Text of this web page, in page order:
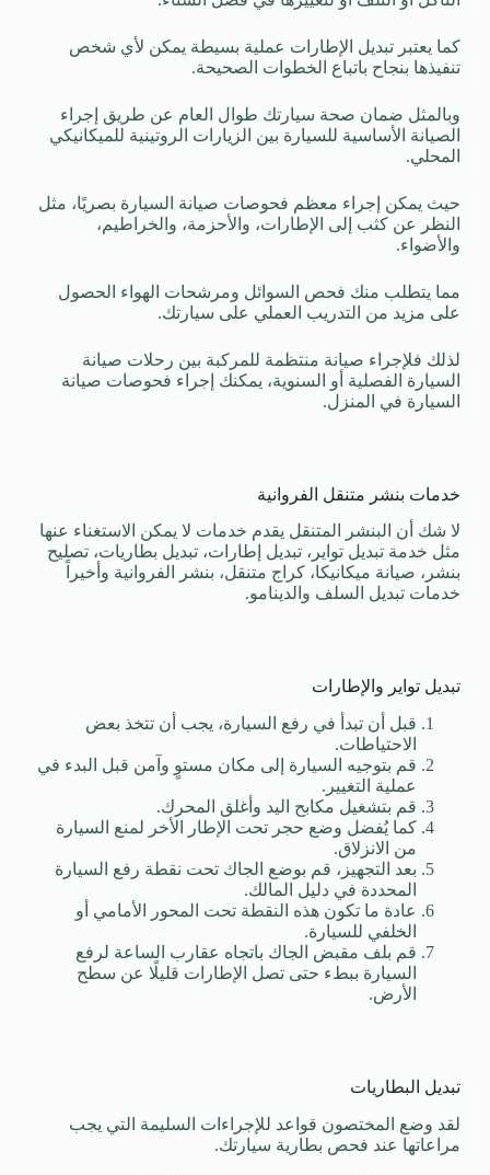
كما يعتبر تبديل الإطارات عملية بسيطة يمكن لأي شخص
تنفيذها بنجاح باتباع الخطوات الصحيحة.
وبالمثل ضمان صحة سيارتك طوال العام عن طريق إجراء
الصيانة الأساسية للسيارة بين الزيارات الروتينية للميكانيكي
المحلي.
حيث يمكن إجراء معظم فحوصات صيانة السيارة بصريًا، مثل
النظر عن كثب إلى الإطارات، والأحزمة، والخراطيم،
والأضواء.
مما يتطلب منك فحص السوائل ومرشحات الهواء الحصول
على مزيد من التدريب العملي على سيارتك.
لذلك فلإجراء صيانة منتظمة للمركبة بين رحلات صيانة
السيارة الفصلية أو السنوية، يمكنك إجراء فحوصات صيانة
السيارة في المنزل.
خدمات بنشر متنقل الفروانية
لا شك أن البنشر المتنقل يقدم خدمات لا يمكن الاستغناء عنها
مثل خدمة تبديل تواير، تبديل إطارات، تبديل بطاريات، تصليح
بنشر، صيانة ميكانيكا، كراج متنقل، بنشر الفروانية وأخيراً
خدمات تبديل السلف والدينامو.
تبديل تواير والإطارات
قبل أن تبدأ في رفع السيارة، يجب أن تتخذ بعض
الاحتياطات.
قم بتوجيه السيارة إلى مكان مستوٍ وآمن قبل البدء في
عملية التغيير.
قم بتشغيل مكابح اليد وأغلق المحرك.
كما يُفضل وضع حجر تحت الإطار الأخر لمنع السيارة
من الانزلاق.
بعد التجهيز، قم بوضع الجاك تحت نقطة رفع السيارة
المحددة في دليل المالك.
عادة ما تكون هذه النقطة تحت المحور الأمامي أو
الخلفي للسيارة.
قم بلف مقبض الجاك باتجاه عقارب الساعة لرفع
السيارة ببطء حتى تصل الإطارات قليلًا عن سطح
الأرض.
تبديل البطاريات
لقد وضع المختصون قواعد للإجراءات السليمة التي يجب
مراعاتها عند فحص بطارية سيارتك.